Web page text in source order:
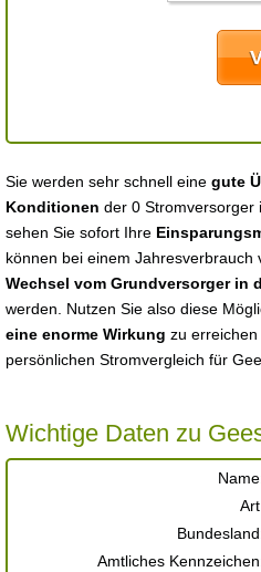
Sie werden sehr schnell eine gute
Konditionen der 0 Stromversorger
sehen Sie sofort Ihre
können bei einem Jahresverbrauch
Wechsel vom Grundversorger in
werden. Nutzen Sie also diese
eine enorme Wirkung zu
persönlichen Stromvergleich für
Wichtige Daten zu
Amtliches